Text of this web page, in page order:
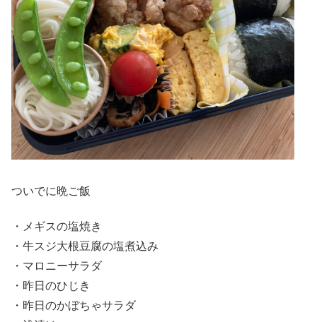
ついでに晩ご飯
・メギスの塩焼き
・牛スジ大根豆腐の塩煮込み
・マロニーサラダ
・昨日のひじき
・昨日のかぼちゃサラダ